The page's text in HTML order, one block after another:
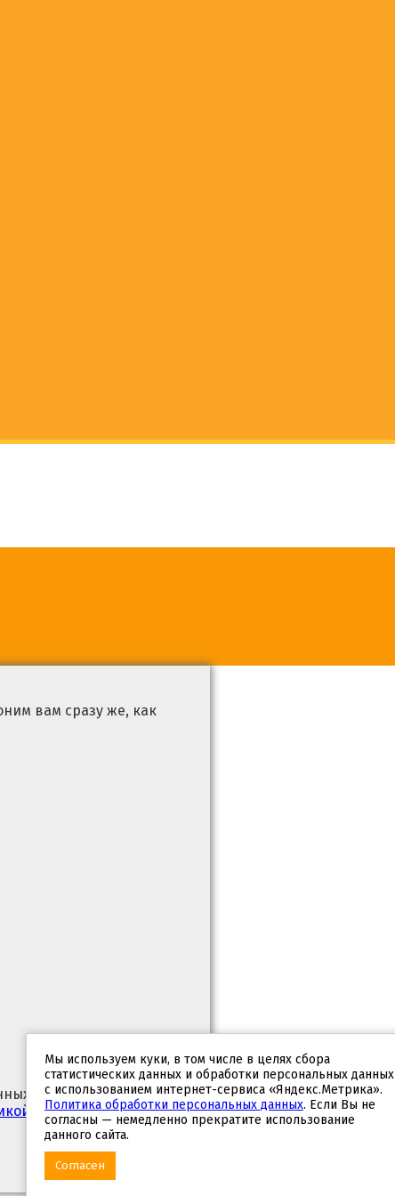
Мы используем куки, в том числе в целях сбора
статистических данных и обработки персональных данных
с использованием интернет-сервиса «Яндекс.Метрика».
Политика обработки персональных данных. Если Вы не
согласны — немедленно прекратите использование
данного сайта.
Согласен
вам сразу же, как
с целью
обработки